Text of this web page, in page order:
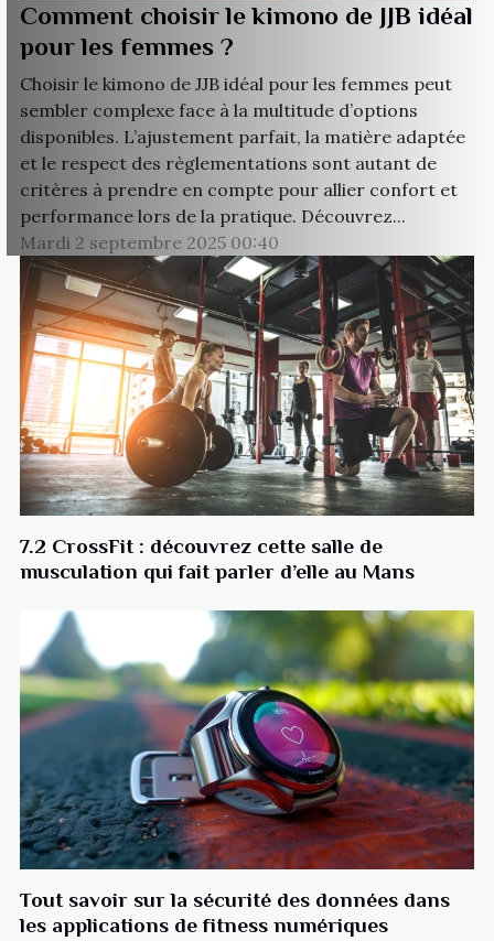
Comment choisir le kimono de JJB idéal
pour les femmes ?
Choisir le kimono de JJB idéal pour les femmes peut
sembler complexe face à la multitude d’options
disponibles. L’ajustement parfait, la matière adaptée
et le respect des règlementations sont autant de
critères à prendre en compte pour allier confort et
performance lors de la pratique. Découvrez...
Mardi 2 septembre 2025 00:40
7.2 CrossFit : découvrez cette salle de
musculation qui fait parler d’elle au Mans
Tout savoir sur la sécurité des données dans
les applications de fitness numériques